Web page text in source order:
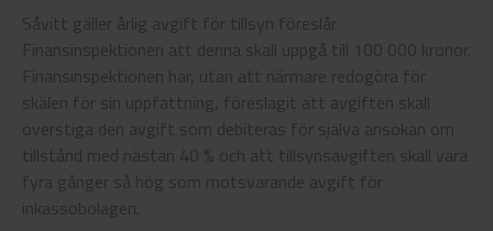
Såvitt gäller årlig avgift för tillsyn föreslår
Finansinspektionen att denna skall uppgå till 100 000 kronor.
Finansinspektionen har, utan att närmare redogöra för
skälen för sin uppfattning, föreslagit att avgiften skall
överstiga den avgift som debiteras för själva ansökan om
tillstånd med nästan 40 % och att tillsynsavgiften skall vara
fyra gånger så hög som motsvarande avgift för
inkassobolagen.